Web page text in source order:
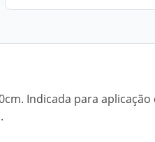
Indicada para